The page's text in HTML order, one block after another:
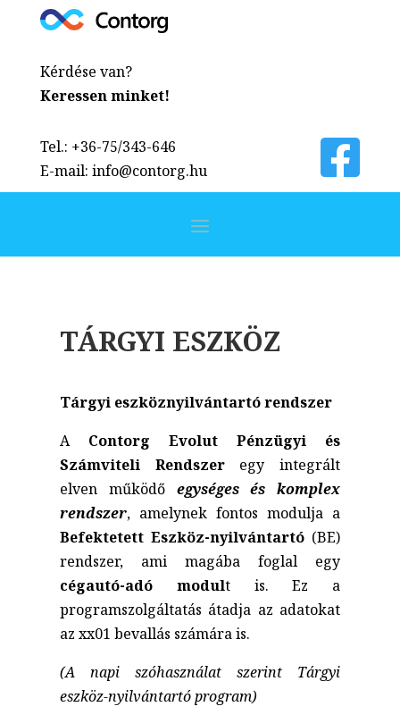
Kérdése van?
Keressen minket!
Tel.: +36-75/343-646
E-mail: info@contorg.hu
TÁRGYI ESZKÖZ
Tárgyi eszköznyilvántartó rendszer
A Contorg Evolut Pénzügyi és
Számviteli Rendszer egy integrált
elven működő egységes és komplex
rendszer, amelynek fontos modulja a
Befektetett Eszköz-nyilvántartó (BE)
rendszer, ami magába foglal egy
cégautó-adó modult is. Ez a
programszolgáltatás átadja az adatokat
az xx01 bevallás számára is.
(A napi szóhasználat szerint Tárgyi
eszköz-nyilvántartó program)